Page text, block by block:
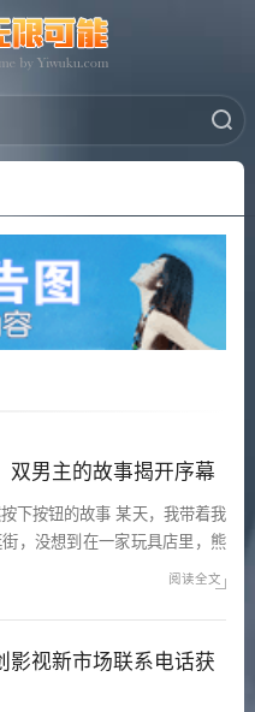
双男主的故事揭开序幕
下按钮的故事 某天，我带着我
，没想到在一家玩具店里，熊
中按下。顿时，一个有趣的旋
幕让我倍感惊喜与尴尬。我意
具，还能带来无穷的欢乐。 当
阅读全文
影视新市场联系电话获